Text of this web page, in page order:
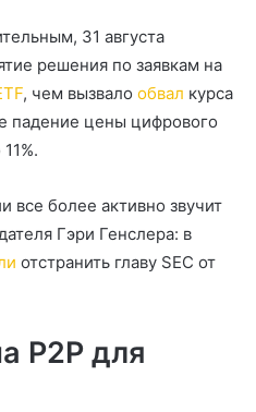
31 августа
решения по заявкам на
, чем вызвало обвал курса
падение цены цифрового
все более активно звучит
Гэри Генслера: в
отстранить главу SEC от
P2P для